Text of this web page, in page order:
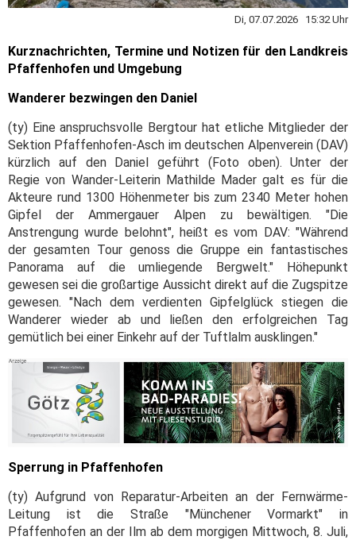
Di, 07.07.2026 15:32 Uhr
Kurznachrichten, Termine und Notizen für den Landkreis
Pfaffenhofen und Umgebung
Wanderer bezwingen den Daniel
(ty) Eine anspruchsvolle Bergtour hat etliche Mitglieder der
Sektion Pfaffenhofen-Asch im deutschen Alpenverein (DAV)
kürzlich auf den Daniel geführt (Foto oben). Unter der
Regie von Wander-Leiterin Mathilde Mader galt es für die
Akteure rund 1300 Höhenmeter bis zum 2340 Meter hohen
Gipfel der Ammergauer Alpen zu bewältigen. "Die
Anstrengung wurde belohnt", heißt es vom DAV: "Während
der gesamten Tour genoss die Gruppe ein fantastisches
Panorama auf die umliegende Bergwelt." Höhepunkt
gewesen sei die großartige Aussicht direkt auf die Zugspitze
gewesen. "Nach dem verdienten Gipfelglück stiegen die
Wanderer wieder ab und ließen den erfolgreichen Tag
gemütlich bei einer Einkehr auf der Tuftlalm ausklingen."
Sperrung in Pfaffenhofen
(ty) Aufgrund von Reparatur-Arbeiten an der Fernwärme-
Leitung ist die Straße "Münchener Vormarkt" in
Pfaffenhofen an der Ilm ab dem morgigen Mittwoch, 8. Juli,